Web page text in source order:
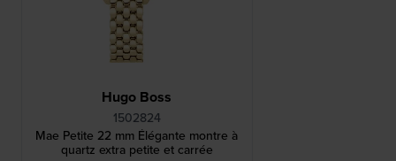
Hugo Boss
1502824
Mae Petite 22 mm Élégante montre à
quartz extra petite et carrée